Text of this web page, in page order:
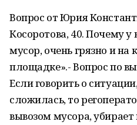
Вопрос от Юрия
Косоротова, 40. Почему у
мусор, очень грязно и на
площадке».- Вопрос по
Если говорить о
сложилась, то
вывозом мусора,